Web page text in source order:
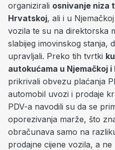
organizirali osnivanje niza
Hrvatskoj, ali i u
vozila te su na direktorska
slabijeg imovinskog stanja,
upravljali. Preko tih tvrtki
autokućama u Njemačkoj i
prikrivali obvezu plaćanja
automobil uvozi i prodaje
PDV-a navodili su da se
oporezivanja marže, što
obračunava samo na
prodajne cijene vozila, a